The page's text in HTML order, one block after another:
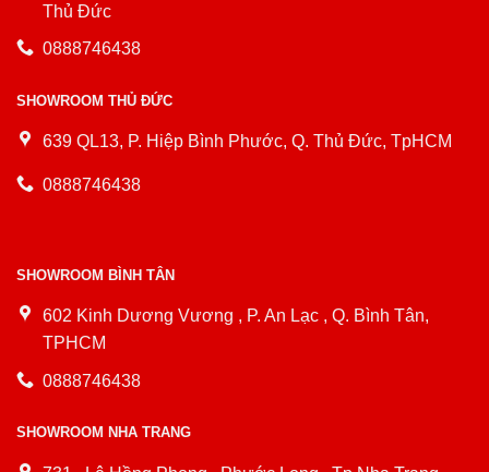
Thủ Đức
0888746438
SHOWROOM THỦ ĐỨC
639 QL13, P. Hiệp Bình Phước, Q. Thủ Đức, TpHCM
0888746438
SHOWROOM BÌNH TÂN
602 Kinh Dương Vương , P. An Lạc , Q. Bình Tân,
TPHCM
0888746438
SHOWROOM NHA TRANG